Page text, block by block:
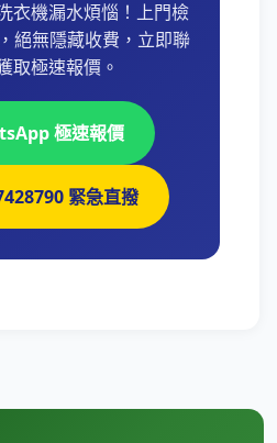
衣機漏水煩惱！上門檢
絕無隱藏收費，立即聯
取極速報價。
極速報價
緊急直撥